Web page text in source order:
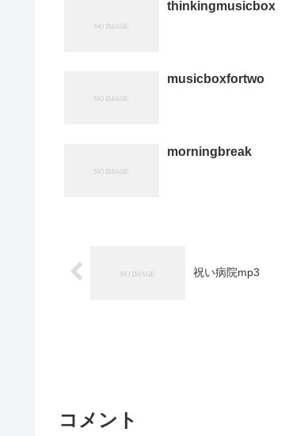
thinkingmusicbox
musicboxfortwo
morningbreak
祝い病院mp3
コメント